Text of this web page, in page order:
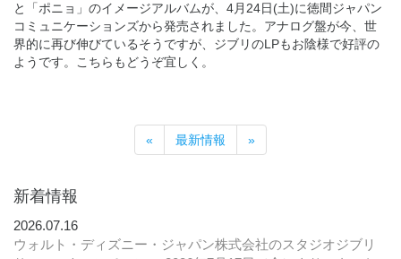
と「ポニョ」のイメージアルバムが、4月24日(土)に徳間ジャパン
コミュニケーションズから発売されました。アナログ盤が今、世
界的に再び伸びているそうですが、ジブリのLPもお陰様で好評の
ようです。こちらもどうぞ宜しく。
« 最新情報 »
新着情報
2026.07.16
ウォルト・ディズニー・ジャパン株式会社のスタジオジブリ